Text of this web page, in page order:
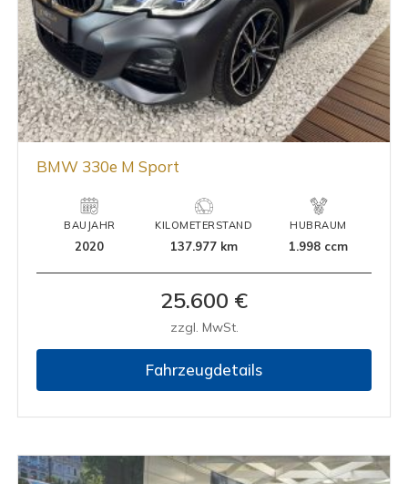
BMW 330e M Sport
BAUJAHR
2020
KILOMETERSTAND
137.977 km
HUBRAUM
1.998 ccm
25.600 €
zzgl. MwSt.
Fahrzeugdetails